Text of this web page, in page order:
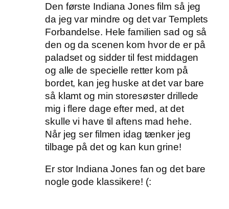
Den første Indiana Jones film så jeg
da jeg var mindre og det var Templets
Forbandelse. Hele familien sad og så
den og da scenen kom hvor de er på
paladset og sidder til fest middagen
og alle de specielle retter kom på
bordet, kan jeg huske at det var bare
så klamt og min storesøster drillede
mig i flere dage efter med, at det
skulle vi have til aftens mad hehe.
Når jeg ser filmen idag tænker jeg
tilbage på det og kan kun grine!
Er stor Indiana Jones fan og det bare
nogle gode klassikere! (: